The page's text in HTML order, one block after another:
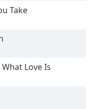
Take
Love Is